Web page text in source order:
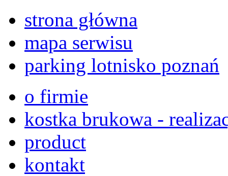
strona główna
mapa serwisu
parking lotnisko poznań
o firmie
kostka brukowa -
product
kontakt